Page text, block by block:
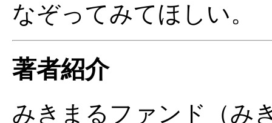
なぞってみてほしい。
著者紹介
みきまるファンド（み